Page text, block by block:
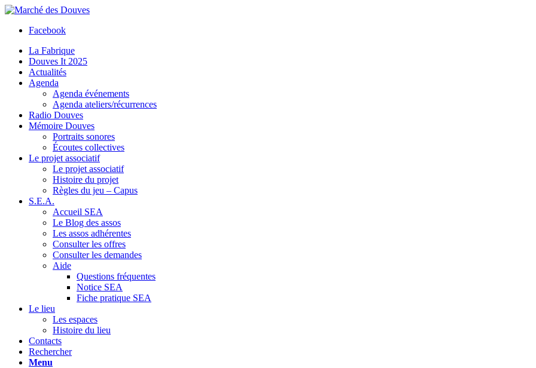
Facebook
La Fabrique
Douves It 2025
Actualités
Agenda
Agenda événements
Agenda ateliers/récurrences
Radio Douves
Mémoire Douves
Portraits sonores
Écoutes collectives
Le projet associatif
Le projet associatif
Histoire du projet
Règles du jeu – Capus
S.E.A.
Accueil SEA
Le Blog des assos
Les assos adhérentes
Consulter les offres
Consulter les demandes
Aide
Questions fréquentes
Notice SEA
Fiche pratique SEA
Le lieu
Les espaces
Histoire du lieu
Contacts
Rechercher
Menu